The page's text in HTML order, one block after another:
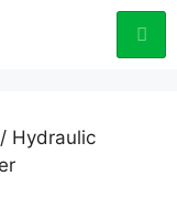
/ Hydraulic